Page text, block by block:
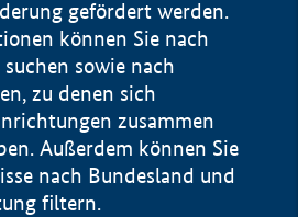
gefördert werden.
können Sie nach
sowie nach
zu denen sich
zusammen
Außerdem können Sie
nach Bundesland und
filtern.